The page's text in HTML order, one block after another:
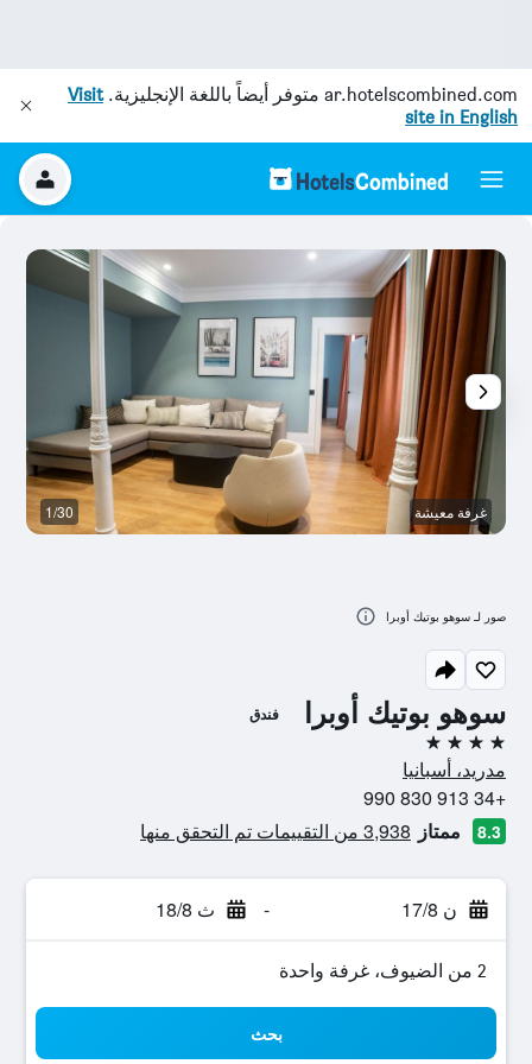
ar.hotelscombined.com متوفر أيضاً باللغة الإنجليزية.Visit
site in English
سوهو بوتيك أوبرا فندق
4 نجوم
مدريد، أسبانيا
+34 913 830 990
8.3 ممتاز 3,938 من التقييمات تم التحقق منها
ن 17/8 - ث 18/8
2 من الضيوف، غرفة واحدة
بحث
غرفة معيشة 1/30
صور لـ سوهو بوتيك أوبرا